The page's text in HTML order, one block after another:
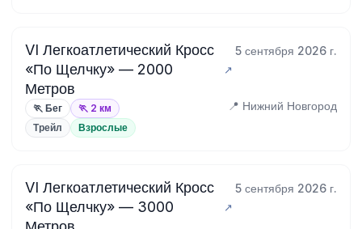
VI Легкоатлетический Кросс
«По Щелчку» — 2000
Метров
5 сентября 2026 г.
🏃 Бег 🏃 2 км 📍 Нижний Новгород
Трейл Взрослые
VI Легкоатлетический Кросс
«По Щелчку» — 3000
5 сентября 2026 г.